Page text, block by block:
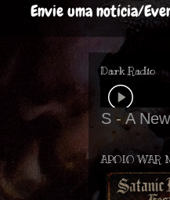
Envie uma notícia/
Dark Radio
APOIO WAR